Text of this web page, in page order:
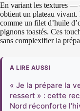
En variant les textures
obtient un plateau vivant.
comme un filet d’huile
pignons toastés. Ces
sans complexifier la
A LIRE AUSSI
« Je la prépare la
ressert » : cette
Nord réconforte